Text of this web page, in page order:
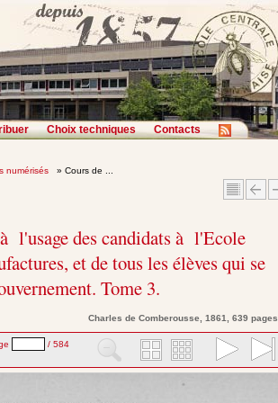
Choix techniques Contacts
numérisés » Cours de ...
l'usage des candidats à l'Ecole
et de tous les élèves qui se
Tome 3.
Charlesde Comberousse, 1861, 639 pages
/ 584